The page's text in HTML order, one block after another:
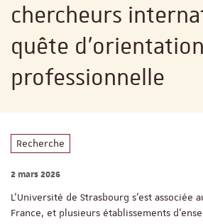
chercheurs
quête d'orientation
professionnelle
Recherche
2 mars 2026
L'Université de Strasbourg s'est associée
France, et plusieurs établissements